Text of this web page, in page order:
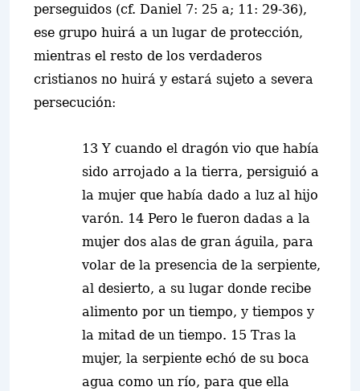
perseguidos (cf. Daniel 7: 25 a; 11: 29-36),
ese grupo huirá a un lugar de protección,
mientras el resto de los verdaderos
cristianos no huirá y estará sujeto a severa
persecución:
13 Y cuando el dragón vio que había
sido arrojado a la tierra, persiguió a
la mujer que había dado a luz al hijo
varón. 14 Pero le fueron dadas a la
mujer dos alas de gran águila, para
volar de la presencia de la serpiente,
al desierto, a su lugar donde recibe
alimento por un tiempo, y tiempos y
la mitad de un tiempo. 15 Tras la
mujer, la serpiente echó de su boca
agua como un río, para que ella